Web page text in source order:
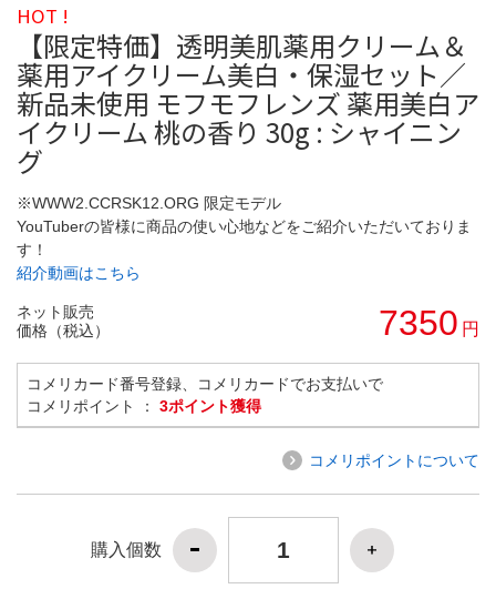
HOT !
【限定特価】透明美肌薬用クリーム＆
薬用アイクリーム美白・保湿セット／
新品未使用 モフモフレンズ 薬用美白ア
イクリーム 桃の香り 30g : シャイニン
グ
※WWW2.CCRSK12.ORG 限定モデル
YouTuberの皆様に商品の使い心地などをご紹介いただいておりま
す！
紹介動画はこちら
ネット販売
価格（税込）
7350 円
コメリカード番号登録、コメリカードでお支払いで
コメリポイント ： 3ポイント獲得
コメリポイントについて
購入個数